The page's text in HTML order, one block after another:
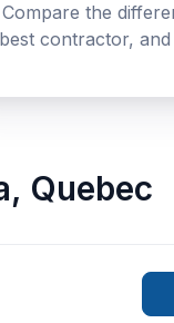
Compare the
best contractor,
, Quebec